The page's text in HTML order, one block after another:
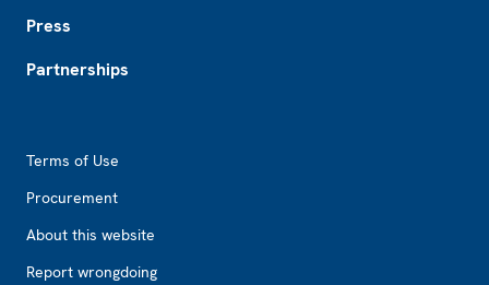
Press
Partnerships
Terms of Use
Procurement
About this website
Report wrongdoing